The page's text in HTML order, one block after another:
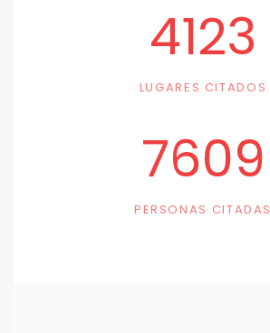
4123
LUGARES CITADOS
7609
PERSONAS CITADAS